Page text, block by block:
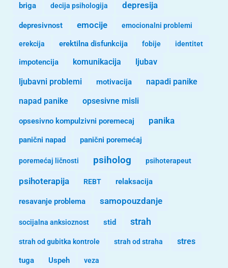
briga decija psihologija depresija
depresivnost emocije emocionalni problemi
erekcija erektilna disfunkcija fobije identitet
impotencija komunikacija ljubav
ljubavni problemi motivacija napadi panike
napad panike opsesivne misli
opsesivno kompulzivni poremecaj panika
panični napad panični poremećaj
poremećaj ličnosti psiholog psihoterapeut
psihoterapija REBT relaksacija
resavanje problema samopouzdanje
socijalna anksioznost stid strah
strah od gubitka kontrole strah od straha stres
tuga Uspeh veza